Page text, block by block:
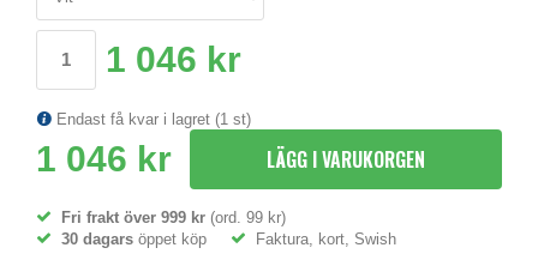
1 046 kr
Endast få kvar i lagret (1 st)
1 046 kr LÄGG I VARUKORGEN
Fri frakt över 999 kr (ord. 99 kr)
30 dagars öppet köp Faktura, kort, Swish